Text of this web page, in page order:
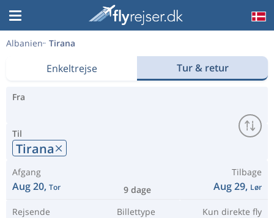
Albanien Tirana
Enkeltrejse Tur & retur
Fra
Til
Tirana
Afgang
Aug 20, Tor 9 dage
Tilbage
Aug 29, Lør
Rejsende Billettype Kun direkte fly